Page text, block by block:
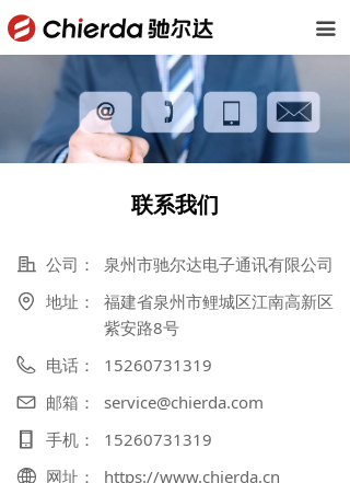
끀
首页
公司概括
产品中心
联系我们
联系我们
公司：
泉州市驰尔达电子通讯有限公司
地址：
福建省泉州市鲤城区江南高新区
紫安路8号
电话：
15260731319
邮箱：
service@chierda.com
手机：
15260731319
网址：
https://www.chierda.cn